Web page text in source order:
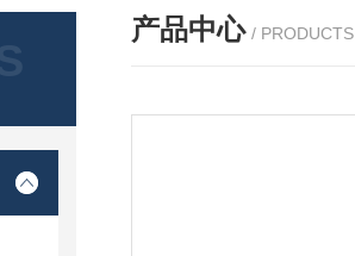
产品中心 / PRODUCTS